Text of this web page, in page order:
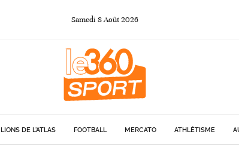
Samedi 8Août2026
LIONS DE L'ATLAS FOOTBALL MERCATO ATHLÉTISME